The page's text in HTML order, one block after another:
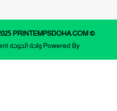
© All Rights Reserved 2020-2025 PRINTEMPSDOHA.COM
Powered By واحة الدوحة